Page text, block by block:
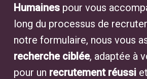
Humainespour vous
long du processus de
notre formulaire, nous vous
recherche ciblée, adaptée à
pour un recrutement réussi